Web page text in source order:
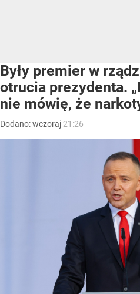
Były premier w
otrucia prezydenta.
nie mówię, że
Dodano:wczoraj 21:26